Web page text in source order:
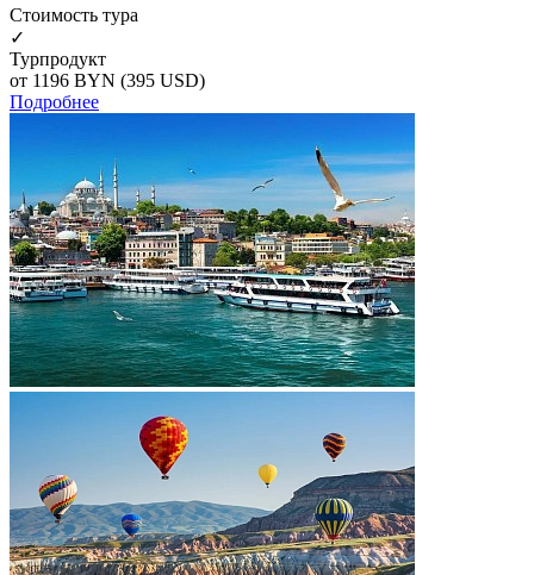
Cтоимость тура
✓
Турпродукт
от 1196 BYN (395 USD)
Подробнее